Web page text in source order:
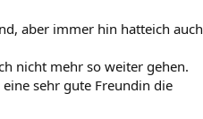
aber immer hin hatteich auch
nicht mehr so weiter gehen.
sehr gute Freundin die